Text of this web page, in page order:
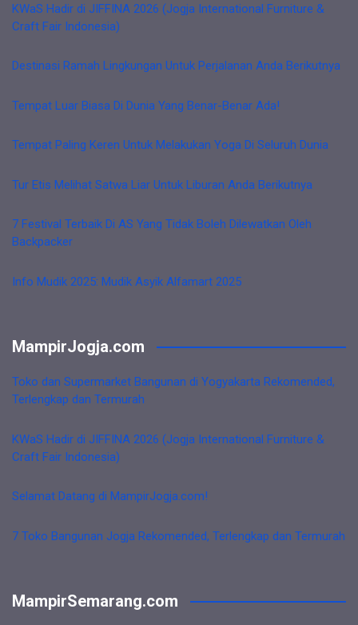
KWaS Hadir di JIFFINA 2026 (Jogja International Furniture &
Craft Fair Indonesia)
Destinasi Ramah Lingkungan Untuk Perjalanan Anda Berikutnya
Tempat Luar Biasa Di Dunia Yang Benar-Benar Ada!
Tempat Paling Keren Untuk Melakukan Yoga Di Seluruh Dunia
Tur Etis Melihat Satwa Liar Untuk Liburan Anda Berikutnya
7 Festival Terbaik Di AS Yang Tidak Boleh Dilewatkan Oleh
Backpacker
Info Mudik 2025: Mudik Asyik Alfamart 2025
MampirJogja.com
Toko dan Supermarket Bangunan di Yogyakarta Rekomended,
Terlengkap dan Termurah
KWaS Hadir di JIFFINA 2026 (Jogja International Furniture &
Craft Fair Indonesia)
Selamat Datang di MampirJogja.com!
7 Toko Bangunan Jogja Rekomended, Terlengkap dan Termurah
MampirSemarang.com